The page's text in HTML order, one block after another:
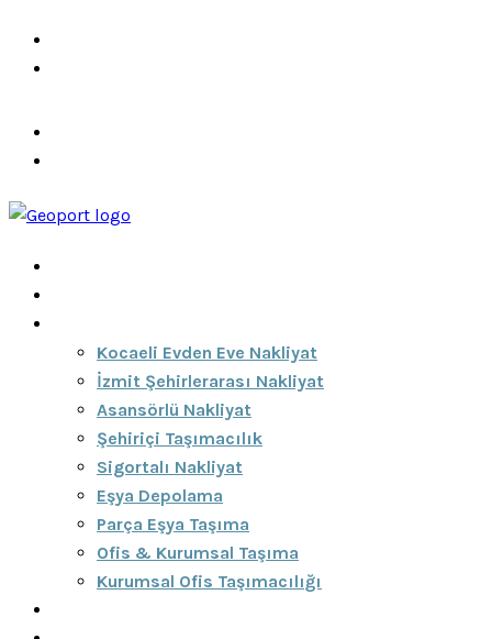
Kocaeli Evden Eve Nakliyat
İzmit Şehirlerarası Nakliyat
Asansörlü Nakliyat
Şehiriçi Taşımacılık
Sigortalı Nakliyat
Eşya Depolama
Parça Eşya Taşıma
Ofis & Kurumsal Taşıma
Kurumsal Ofis Taşımacılığı